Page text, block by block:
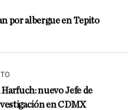
por albergue en Tepito
Harfuch: nuevo Jefe de
en CDMX